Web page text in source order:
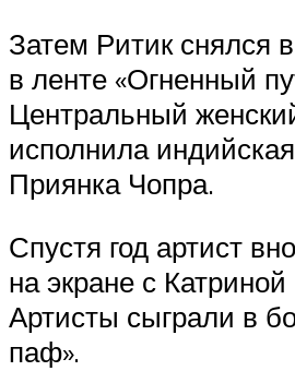
Затем Ритик снялся
в ленте «Огненный
Центральный
исполнила
Приянка Чопра.
Спустя год артист
на экране с
Артисты сыграли в
паф».